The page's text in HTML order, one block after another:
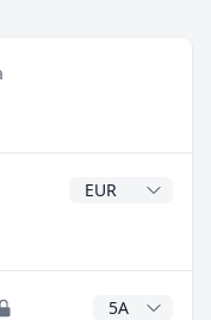
Divisa del
Años CAGR